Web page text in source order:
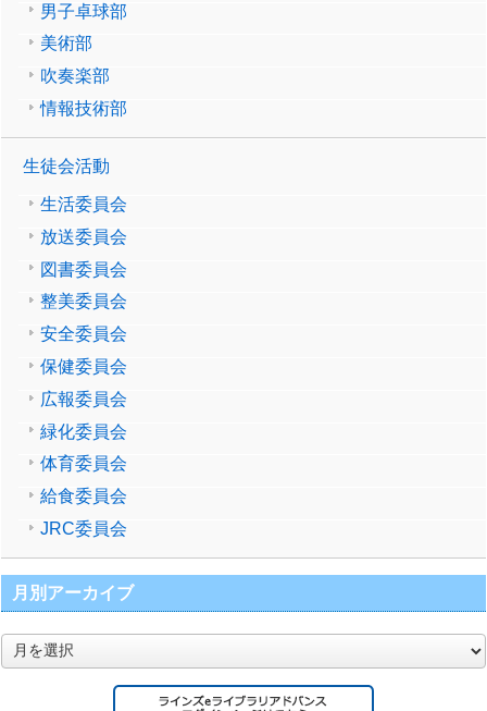
男子卓球部
美術部
吹奏楽部
情報技術部
生徒会活動
生活委員会
放送委員会
図書委員会
整美委員会
安全委員会
保健委員会
広報委員会
緑化委員会
体育委員会
給食委員会
JRC委員会
月別アーカイブ
月
別